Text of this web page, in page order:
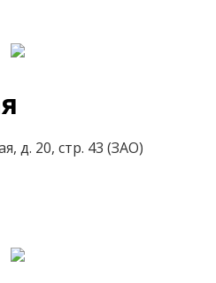
д. 20, стр. 43 (ЗАО)